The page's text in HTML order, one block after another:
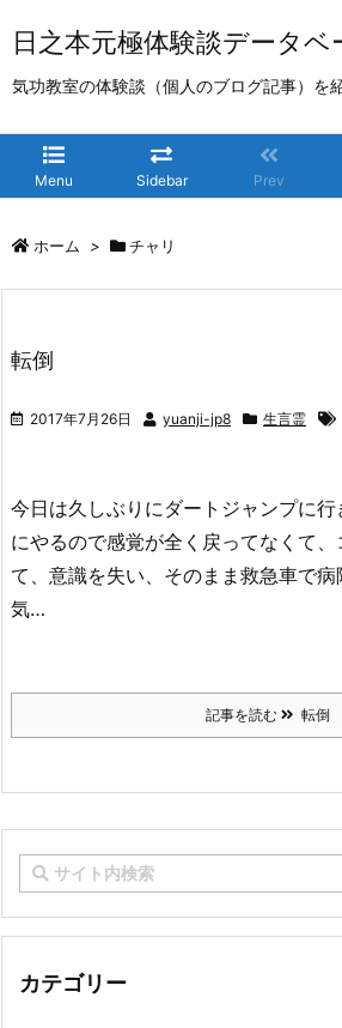
日之本元極体験談データベ
気功教室の体験談（個人のブログ記事）を
Menu Sidebar Prev
ホーム > チャリ
転倒
2017年7月26日 yuanji-jp8 生言霊
今日は久しぶりにダートジャンプに行
にやるので感覚が全く戻ってなくて
て、意識を失い、そのまま救急車で病
気…
記事を読む 転倒
カテゴリー